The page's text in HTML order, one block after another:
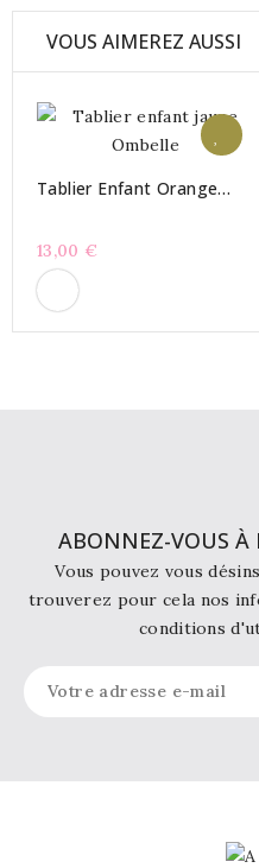
VOUS AIMEREZ AUSSI
Tablier Enfant Orange
13,00 €
ABONNEZ-VOUS À
Vous pouvez vous
trouverez pour cela nos
conditions